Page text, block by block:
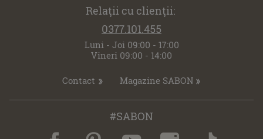
Relaţii cu clienţii:
0377.101.455
Luni - Joi 09:00 - 17:00
Vineri 09:00 - 14:00
Contact Magazine SABON
#SABON